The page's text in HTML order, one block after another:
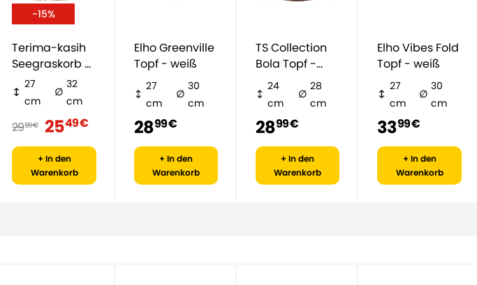
-15%
Terima-kasih
Seegraskorb -
natürlich
27
cm
32
cm
2999 € 2549 €
+ In den
Warenkorb
Elho Greenville
Topf - weiß
27
cm
30
cm
2899 €
+ In den
Warenkorb
TS Collection
Bola Topf -
braun
24
cm
28
cm
2899 €
+ In den
Warenkorb
Elho Vibes Fold
Topf - weiß
27
cm
30
cm
3399 €
+ In den
Warenkorb